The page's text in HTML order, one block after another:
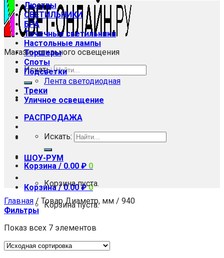
Магазин стильного освещения
Искать:
РАСПРОДАЖА
ШОУ-РУМ
Корзина /0.00₽ 0
Корзина пуста.
Люстры
СВЕТИЛЬНИКИ
БРА
Точечные светильники
Настольные лампы
Торшеры
Споты
Подсветки
Лента светодиодная
Треки
Уличное освещение
Искать:
Корзина / 0.00 ₽ 0
Корзина пуста.
Главная / Товар Диаметр, мм / 940
Фильтры
Показ всех 7 элементов